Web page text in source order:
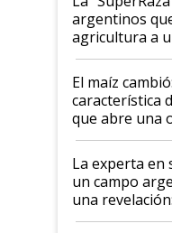
argentinos
agricultura a
posibilidades
infinitas"
El maíz
característica
que abre una
el lote
La experta en
un campo
una
impresionó